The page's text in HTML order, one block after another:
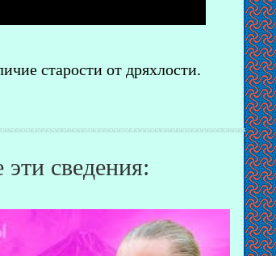
старости от дряхлости.
сведения: